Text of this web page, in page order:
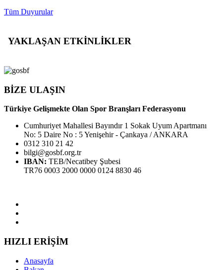
Tüm Duyurular
YAKLAŞAN ETKİNLİKLER
BİZE ULAŞIN
Türkiye Gelişmekte Olan Spor Branşları Federasyonu
Cumhuriyet Mahallesi Bayındır 1 Sokak Uyum Apartmanı
No: 5 Daire No : 5 Yenişehir - Çankaya / ANKARA
0312 310 21 42
bilgi@gosbf.org.tr
IBAN: TEB/Necatibey Şubesi
TR76 0003 2000 0000 0124 8830 46
HIZLI ERİŞİM
Anasayfa